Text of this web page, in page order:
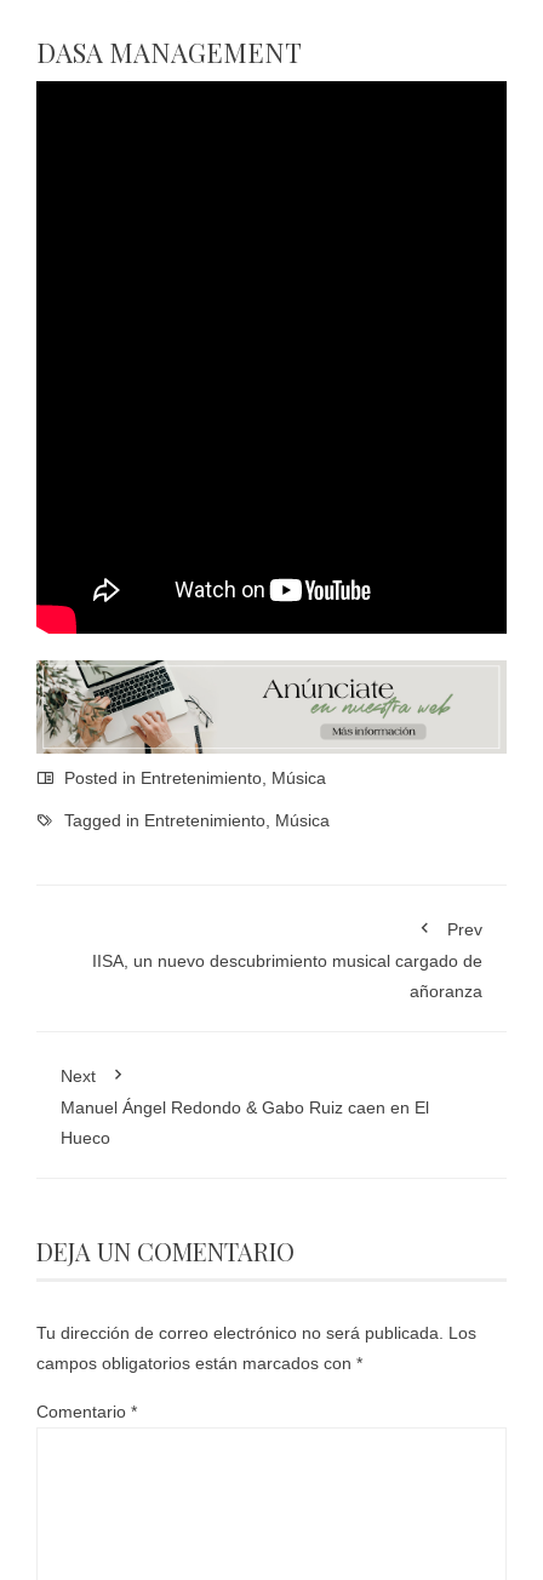
DASA MANAGEMENT
Posted in Entretenimiento, Música
Tagged in Entretenimiento, Música
Prev
IISA, un nuevo descubrimiento musical cargado de
añoranza
Next
Manuel Ángel Redondo & Gabo Ruiz caen en El
Hueco
DEJA UN COMENTARIO
Tu dirección de correo electrónico no será publicada. Los
campos obligatorios están marcados con *
Comentario *